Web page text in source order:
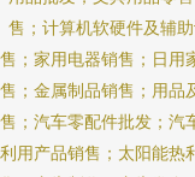
售；计算机软硬件及辅
售；家用电器销售；日用
售；金属制品销售；用品
售；汽车零配件批发；汽
利用产品销售；太阳能热